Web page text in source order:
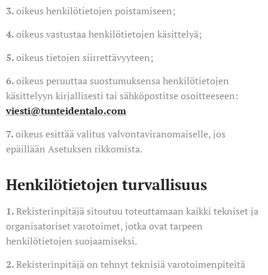
3.oikeus henkilötietojen poistamiseen;
4.oikeus vastustaa henkilötietojen käsittelyä;
5.oikeus tietojen siirrettävyyteen;
6.oikeus peruuttaa suostumuksensa henkilötietojen
käsittelyyn kirjallisesti tai sähköpostitse osoitteeseen:
viesti@tunteidentalo.com
7.oikeus esittää valitus valvontaviranomaiselle, jos
epäillään Asetuksen rikkomista.
Henkilötietojen turvallisuus
1.Rekisterinpitäjä sitoutuu toteuttamaan kaikki tekniset ja
organisatoriset varotoimet, jotka ovat tarpeen
henkilötietojen suojaamiseksi.
2.Rekisterinpitäjä on tehnyt teknisiä varotoimenpiteitä